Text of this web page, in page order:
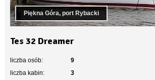
Piękna Góra, port Rybacki
Tes 32 Dreamer
liczba osób:
9
liczba kabin:
3